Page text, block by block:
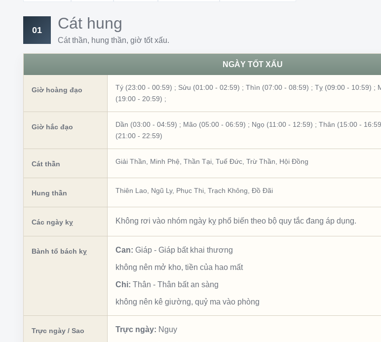
01 Cát hung
Cát thần, hung thần, giờ tốt xấu.
NGÀY TỐT XẤU
Giờ hoàng đạo Tý (23:00 - 00:59) ; Sửu (01:00 - 02:59) ; Thìn (07:00 - 08:59) ; Tỵ (09:00 - 10:59) ;
(19:00 - 20:59) ;
Giờ hắc đạo Dần (03:00 - 04:59) ; Mão (05:00 - 06:59) ; Ngọ (11:00 - 12:59) ; Thân (15:00 -
(21:00 - 22:59)
Cát thần Giải Thần Minh Phệ Thần Tại Tuế Đức Trừ Thần Hội Đồng
Hung thần Thiên Lao Ngũ Ly, Phục Thi Trạch Không Đồ Đãi
Các ngày kỵ Không rơi vào nhóm ngày kỵ phổ biến theo bộ quy tắc đang áp dụng.
Bành tổ bách kỵ Can: Giáp - Giáp bất khai thương
không nên mở kho, tiền của hao mất
Chi: Thân - Thân bất an sàng
không nên kê giường, quỷ ma vào phòng
Trực ngày / Sao Trực ngày: Nguy